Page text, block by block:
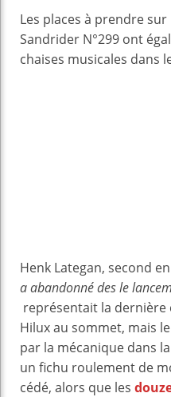
Les places à prendre
Sandrider N°299 ont
chaises musicales dans
Henk Lategan, second
a abandonné des le
représentait la dernière
Hilux au sommet, mais
par la mécanique dans
un fichu roulement de
cédé, alors que les